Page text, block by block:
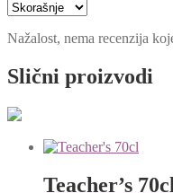
Nažalost, nema recenzija
Slični proizvodi
Teacher’s 70cl